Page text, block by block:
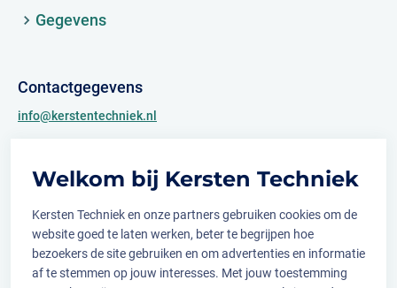
Welkom bij Kersten Techniek
Kersten Techniek en onze partners gebruiken cookies om de
website goed te laten werken, beter te begrijpen hoe
bezoekers de site gebruiken en om advertenties en informatie
af te stemmen op jouw interesses. Met jouw toestemming
Gegevens
Contactgegevens
info@kerstentechniek.nl
Archimedesweg 2
Volg ons op